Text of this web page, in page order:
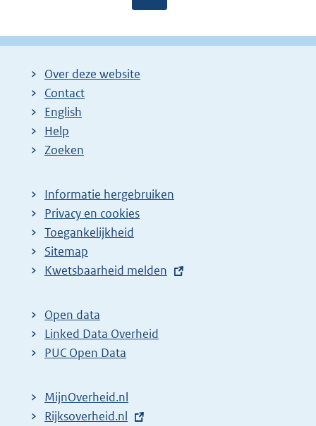
g
g
l
Over deze website
Contact
English
Help
Zoeken
Informatie hergebruiken
Privacy en cookies
Toegankelijkheid
Sitemap
E
t
e
r
l
i
Kwetsbaarheid melden
Open data
Linked Data Overheid
PUC Open Data
MijnOverheid.nl
E
Rijksoverheid.nl